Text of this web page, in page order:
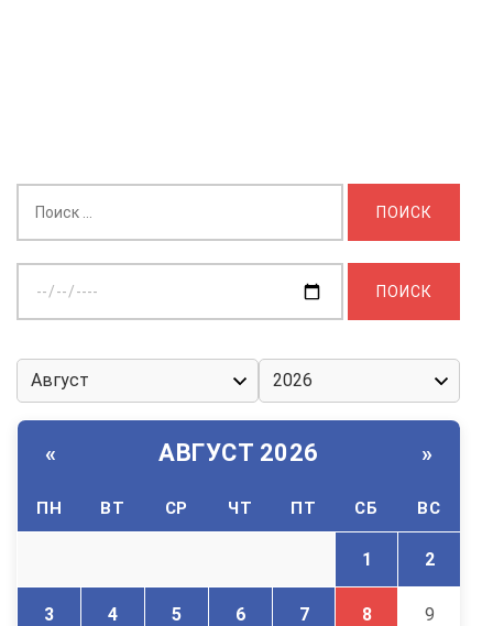
дату:
« АВГУСТ 2026 »
ПН ВТ СР ЧТ ПТ СБ ВС
1 2
3 4 5 6 7 8 9